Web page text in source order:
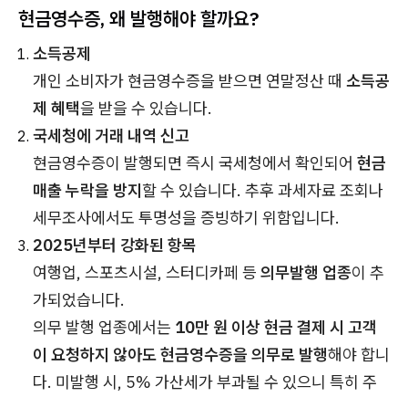
현금영수증, 왜 발행해야 할까요?
소득공제
개인 소비자가 현금영수증을 받으면 연말정산 때 소득공
제 혜택을 받을 수 있습니다.
국세청에 거래 내역 신고
현금영수증이 발행되면 즉시 국세청에서 확인되어 현금
매출 누락을 방지할 수 있습니다. 추후 과세자료 조회나
세무조사에서도 투명성을 증빙하기 위함입니다.
2025년부터 강화된 항목
여행업, 스포츠시설, 스터디카페 등 의무발행 업종이 추
가되었습니다.
의무 발행 업종에서는 10만 원 이상 현금 결제 시 고객
이 요청하지 않아도 현금영수증을 의무로 발행해야 합니
다. 미발행 시, 5% 가산세가 부과될 수 있으니 특히 주